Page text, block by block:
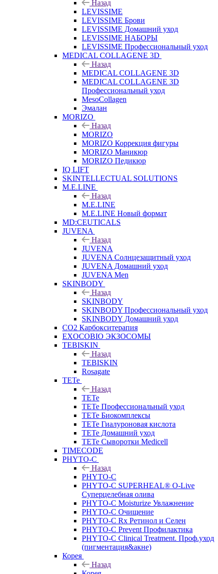
Назад
LEVISSIME
LEVISSIME Брови
LEVISSIME Домашний уход
LEVISSIME НАБОРЫ
LEVISSIME Профессиональный уход
MEDICAL COLLAGENE 3D
Назад
MEDICAL COLLAGENE 3D
MEDICAL COLLAGENE 3D
Профессиональный уход
MesoCollagen
Эмалан
MORIZO
Назад
MORIZO
MORIZO Коррекция фигуры
MORIZO Маникюр
MORIZO Педикюр
IQ LIFT
SKINTELLECTUAL SOLUTIONS
M.E.LINE
Назад
M.E.LINE
M.E.LINE Новый формат
MD:CEUTICALS
JUVENA
Назад
JUVENA
JUVENA Солнцезащитный уход
JUVENA Домашний уход
JUVENA Men
SKINBODY
Назад
SKINBODY
SKINBODY Профессиональный уход
SKINBODY Домашний уход
CO2 Карбокситерапия
EXOCOBIO ЭКЗОСОМЫ
TEBISKIN
Назад
TEBISKIN
Rosagate
TETe
Назад
TETe
TETe Профессиональный уход
TETe Биокомплексы
TETe Гиалуроновая кислота
TETe Домашний уход
TETe Сыворотки Medicell
TIMECODE
PHYTO-C
Назад
PHYTO-C
PHYTO-C SUPERHEAL® O-Live
Суперцелебная олива
PHYTO-C Moisturize Увлажнение
PHYTO-C Очищение
PHYTO-C Rx Ретинол и Селен
PHYTO-C Prevent Профилактика
PHYTO-C Clinical Treatment. Проф.уход
(пигментация&акне)
Корея
Назад